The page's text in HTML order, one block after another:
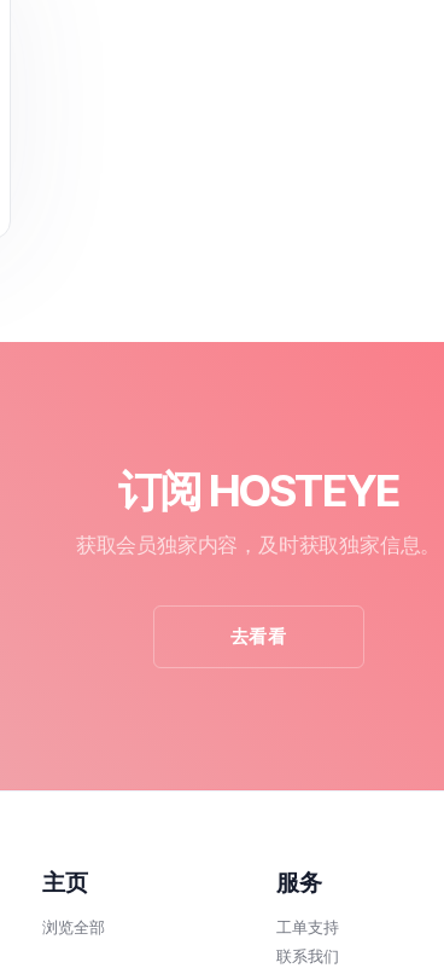
订阅 HOSTEYE
获取会员独家内容，及时获取独家信息。
去看看
主页
浏览全部
服务
工单支持
联系我们